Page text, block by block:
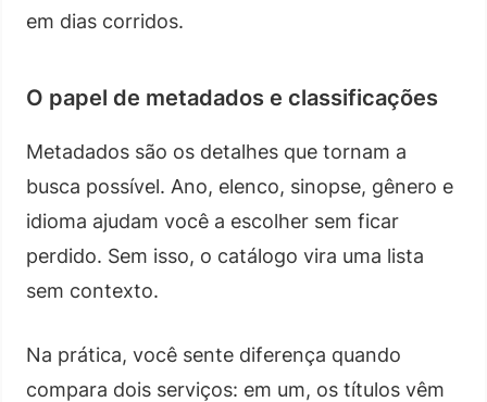
em dias corridos.
O papel de metadados e classificações
Metadados são os detalhes que tornam a
busca possível. Ano, elenco, sinopse, gênero e
idioma ajudam você a escolher sem ficar
perdido. Sem isso, o catálogo vira uma lista
sem contexto.
Na prática, você sente diferença quando
compara dois serviços: em um, os títulos vêm